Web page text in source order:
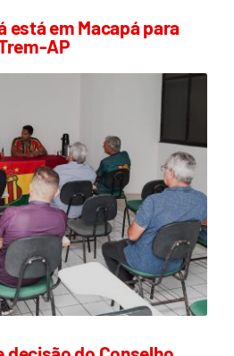
está em Macapá para
AP